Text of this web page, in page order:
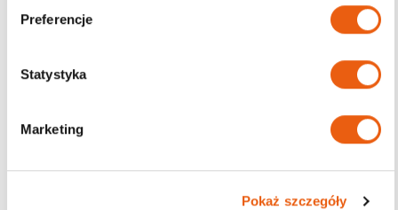
Preferencje
Statystyka
Marketing
Pokaż szczegóły